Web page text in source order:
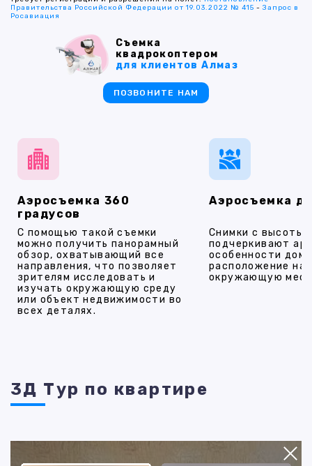
Аэросъемка 360
градусов
С помощью такой съемки
можно получить панорамный
обзор, охватывающий все
направления, что позволяет
зрителям исследовать и
изучать окружающую среду
или объект недвижимости во
всех деталях.
Аэросъемка
Снимки с высоты
подчеркивают
особенности
расположение на
окружающую
Правительства Российской Федерации от 19.03.2022 № 415 -Запрос в
Росавиация
Съемка
квадрокоптером
для клиентов Алмаз
ПОЗВОНИТЕ НАМ
3Д Тур по квартире